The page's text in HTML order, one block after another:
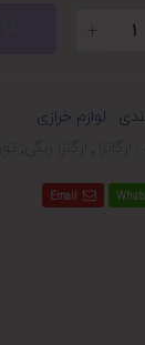
: لوازم خرازی
,
,
Email